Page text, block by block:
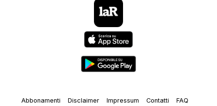
Abbonamenti Disclaimer Impressum Contatti
FAQ